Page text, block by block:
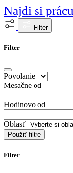
Najdi si prácu
Filter
Filter
Povolanie
Mesačne od
Hodinovo od
Oblasť
Použiť filtre
Filter